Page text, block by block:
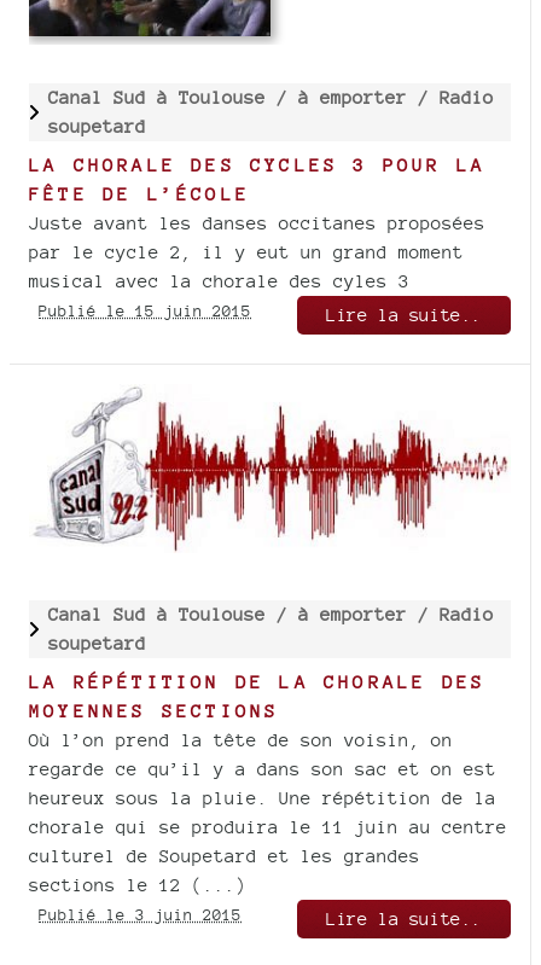
Canal Sud à Toulouse / à emporter / Radio
soupetard
LA CHORALE DES CYCLES 3 POUR LA
FÊTE DE L’ÉCOLE
Juste avant les danses occitanes proposées
par le cycle 2, il y eut un grand moment
musical avec la chorale des cyles 3
Publié le 15 juin 2015 Lire la suite..
Canal Sud à Toulouse / à emporter / Radio
soupetard
LA RÉPÉTITION DE LA CHORALE DES
MOYENNES SECTIONS
Où l’on prend la tête de son voisin, on
regarde ce qu’il y a dans son sac et on est
heureux sous la pluie. Une répétition de la
chorale qui se produira le 11 juin au centre
culturel de Soupetard et les grandes
sections le 12 (...)
Publié le 3 juin 2015 Lire la suite..